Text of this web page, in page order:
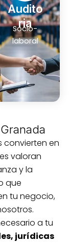
Audito
ria
Socio-
laboral
convierten en
valoran
y la
que
tu negocio,
a tu
jurídicas